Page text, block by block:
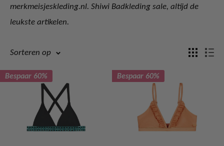
merkmeisjeskleding.nl. Shiwi Badkleding sale, altijd de
leukste artikelen.
Sorteren op
Bespaar 60% Bespaar 60%